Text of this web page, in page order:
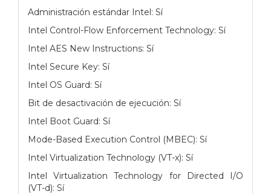
Administración estándar Intel: Sí
Intel Control-Flow Enforcement Technology: Sí
Intel AES New Instructions: Sí
Intel Secure Key: Sí
Intel OS Guard: Sí
Bit de desactivación de ejecución: Sí
Intel Boot Guard: Sí
Mode-Based Execution Control (MBEC): Sí
Intel Virtualization Technology (VT-x): Sí
Intel Virtualization Technology for Directed I/O
(VT-d): Sí